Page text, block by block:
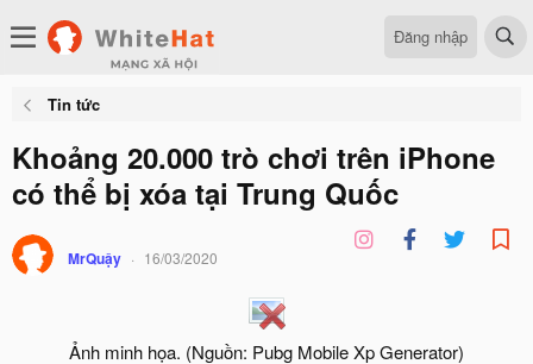
Đăng nhập
Tin tức
Khoảng 20.000 trò chơi trên iPhone
có thể bị xóa tại Trung Quốc
MrQuậy 16/03/2020
Ảnh minh họa. (Nguồn: Pubg Mobile Xp Generator)​